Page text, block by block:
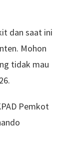
dan saat ini
Mohon
tidak mau
Pemkot